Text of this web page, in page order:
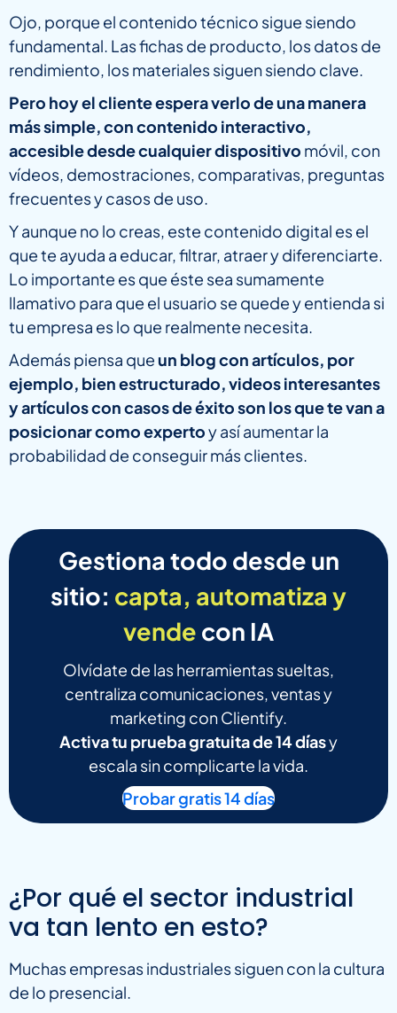
Ojo, porque el contenido técnico sigue siendo
fundamental. Las fichas de producto, los datos de
rendimiento, los materiales siguen siendo clave.
Pero hoy el cliente espera verlo de una manera
más simple, con contenido interactivo,
accesible desde cualquier dispositivo móvil, con
vídeos, demostraciones, comparativas, preguntas
frecuentes y casos de uso.
Y aunque no lo creas, este contenido digital es el
que te ayuda a educar, filtrar, atraer y diferenciarte.
Lo importante es que éste sea sumamente
llamativo para que el usuario se quede y entienda si
tu empresa es lo que realmente necesita.
Además piensa queun blog con artículos, por
ejemplo, bien estructurado, videos interesantes
y artículos con casos de éxito son los que te van a
posicionar como expertoy así aumentar la
probabilidad de conseguir más clientes.
Gestiona todo desde un
sitio: capta, automatiza y
vende con IA
Olvídate de las herramientas sueltas,
centraliza comunicaciones, ventas y
marketing con Clientify.
Activa tu prueba gratuita de 14 díasy
escala sin complicarte la vida.
Probar gratis 14 días
¿Por qué el sector industrial
va tan lento en esto?
Muchas empresas industriales siguen con la cultura
de lo presencial.